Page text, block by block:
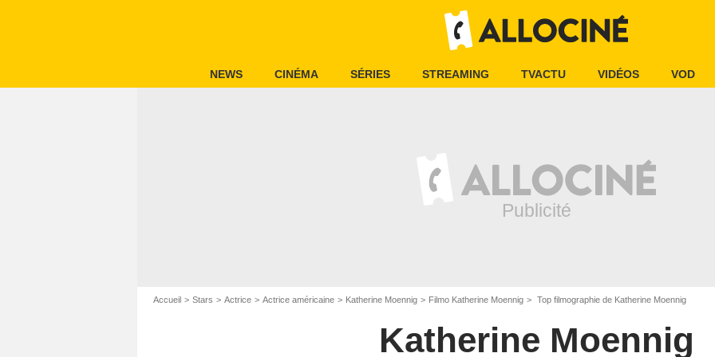
NEWS CINÉMA SÉRIES STREAMING TVACTU VIDÉOS VOD
Accueil Stars Actrice Actrice américaine Katherine Moennig Filmo Katherine Moennig Top filmographie de Katherine Moennig
Katherine Moennig